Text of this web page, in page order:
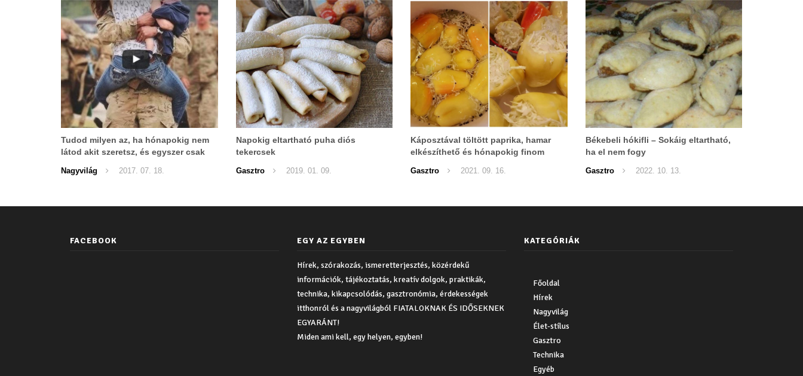
Tudod milyen az, ha hónapokig nem
látod akit szeretsz, és egyszer csak
Nagyvilág 2017. 07. 18.
Napokig eltartható puha diós
tekercsek
Gasztro 2019. 01. 09.
Káposztával töltött paprika, hamar
elkészíthető és hónapokig finom
Gasztro 2021. 09. 16.
Békebeli hókifli – Sokáig eltartható,
ha el nem fogy
Gasztro 2022. 10. 13.
FACEBOOK EGY AZ EGYBEN
Hírek, szórakozás, ismeretterjesztés, közérdekű
információk, tájékoztatás, kreatív dolgok, praktikák,
technika, kikapcsolódás, gasztronómia, érdekességek
itthonról és a nagyvilágból FIATALOKNAK ÉS IDŐSEKNEK
EGYARÁNT!
Miden ami kell, egy helyen, egyben!
KATEGÓRIÁK
Főoldal
Hírek
Nagyvilág
Élet-stílus
Gasztro
Technika
Egyéb